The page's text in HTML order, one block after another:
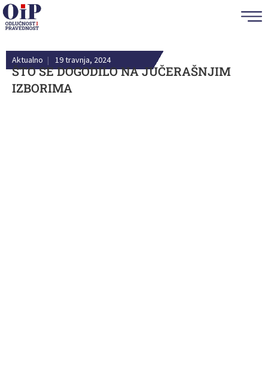
Aktualno | 19 travnja, 2024
ŠTO SE DOGODILO NA JUČERAŠNJIM
IZBORIMA